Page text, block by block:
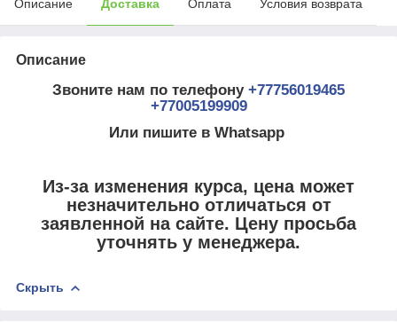
Описание Доставка Оплата Условия возврата
Описание
Звоните нам по телефону +77756019465
+77005199909
Или пишите в Whatsapp
Из-за изменения курса, цена может
незначительно отличаться от
заявленной на сайте. Цену просьба
уточнять у менеджера.
Скрыть